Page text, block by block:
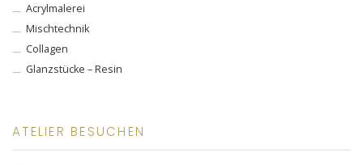
Acrylmalerei
Mischtechnik
Collagen
Glanzstücke – Resin
ATELIER BESUCHEN